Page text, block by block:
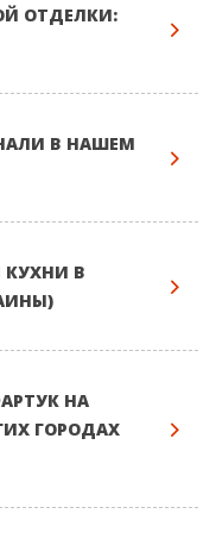
ОТДЕЛКИ:
В НАШЕМ
В
НА
ГОРОДАХ